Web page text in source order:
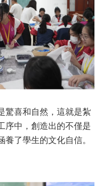
驚喜和自然，這就是紮
序中，創造出的不僅是
了學生的文化自信。